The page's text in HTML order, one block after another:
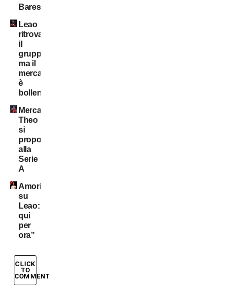
Baresi
Leao
ritrova
il
gruppo,
ma il
mercato
è
bollente
Mercato:
Theo
si
propone
alla
Serie
A
Amorim
su
Leao:”Resta
qui
per
ora”
CLICK
TO
COMMENT